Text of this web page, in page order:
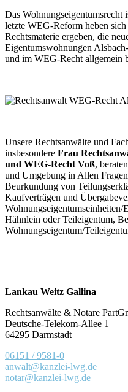
Das
letzte WEG-Reform heben
Rechtsmaterie ergeben, die
Eigentumswohnungen
und im WEG-Recht allgemein
Unsere Rechtsanwälte und
insbesondere Frau
und WEG-Recht Voß,
und Umgebung in Allen
Beurkundung von
Kaufverträgen und
Hähnlein oder Teileigentum,
Wohnungseigentum/
Lankau Weitz Gallina
Rechtsanwälte & Notare
Deutsche-Telekom-Allee 1
64295 Darmstadt
06151 / 9581-0
anwalt@kanzlei-lwg.de
notar@kanzlei-lwg.de